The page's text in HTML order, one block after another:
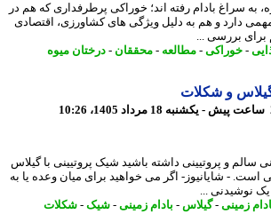
بادام رفته اند؛ خوراکی پرطرفداری که هم در
دارد و هم به دلیل ویژگی های کشاورزی، اقتصادی
بررسی ...
خوراکی -مطالعه-محققان-درختان میوه
و شکلات
و پروتیینی داشته باشید شیک پروتیینی با گیلاس
- شایانیوز- اگر می خواهید برای میان وعده یا به
...
-گیلاس-بادام زمینی-شیک-شکلات